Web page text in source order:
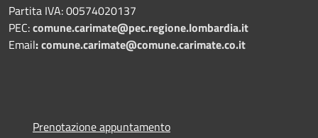
Partita IVA: 00574020137
PEC:comune.carimate@pec.regione.lombardia.it
Email:comune.carimate@comune.carimate.co.it
Prenotazione appuntamento